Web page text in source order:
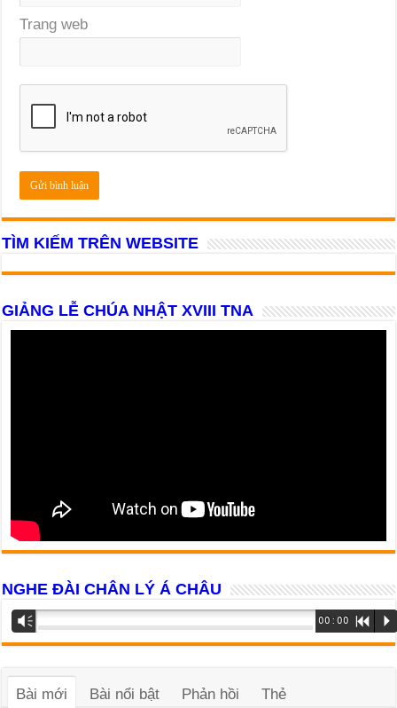
Trang web
TÌM KIẾM TRÊN WEBSITE
GIẢNG LỄ CHÚA NHẬT XVIII TNA
NGHE ĐÀI CHÂN LÝ Á CHÂU
Trình
phát
âm
Vm 00:00 R P
Bài mới Bài nổi bật Phản hồi Thẻ